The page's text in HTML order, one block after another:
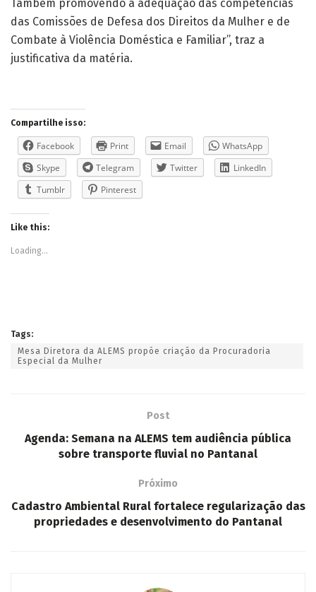
Também promovendo a adequação das competências
das Comissões de Defesa dos Direitos da Mulher e de
Combate à Violência Doméstica e Familiar”, traz a
justificativa da matéria.
Compartilhe isso:
Facebook Print Email
WhatsApp
Skype
Telegram Twitter
LinkedIn
Tumblr
Pinterest
Like this:
Loading...
Tags:
Mesa Diretora da ALEMS propõe criação da Procuradoria
Especial da Mulher
Post
Agenda: Semana na ALEMS tem audiência pública
sobre transporte fluvial no Pantanal
Próximo
Cadastro Ambiental Rural fortalece regularização das
propriedades e desenvolvimento do Pantanal